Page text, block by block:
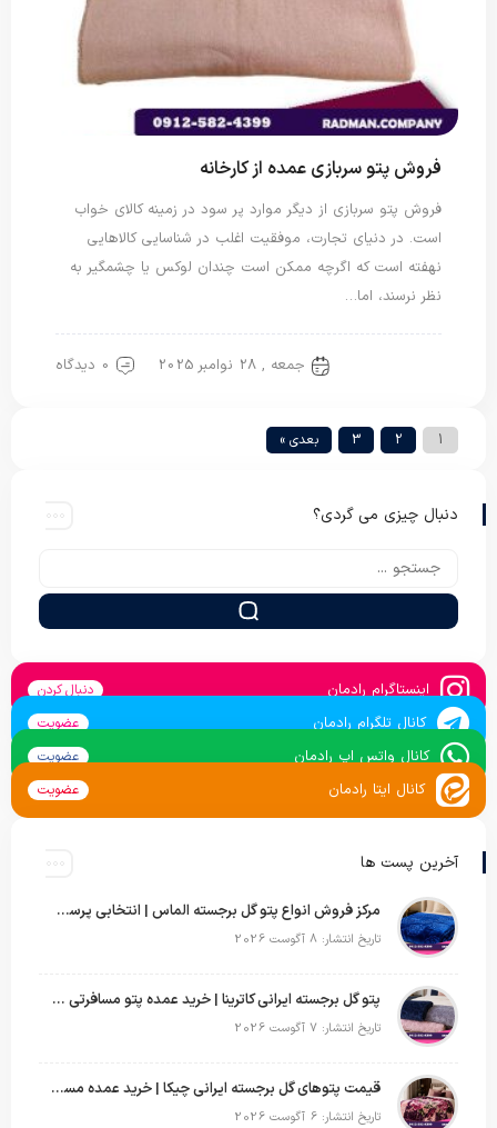
فروش پتو سربازی عمده از کارخانه
فروش پتو سربازی از دیگر موارد پر سود در زمینه کالای خواب
است. در دنیای تجارت، موفقیت اغلب در شناسایی کالاهایی
نهفته است که اگرچه ممکن است چندان لوکس یا چشمگیر به
نظر نرسند، اما…
جمعه , 28 نوامبر 2025 0 دیدگاه
1
2
3 بعدی »
دنبال چیزی می گردی؟
اینستاگرام رادمان دنبال کردن
کانال تلگرام رادمان عضویت
کانال واتس اپ رادمان عضویت
کانال ایتا رادمان عضویت
آخرین پست ها
مرکز فروش انواع پتو گل برجسته الماس | انتخابی پرسود برای عمده‌فروشان
تاریخ انتشار: 8 آگوست 2026
پتو گل برجسته ایرانی کاترینا | خرید عمده پتو مسافرتی با قیمت تولیدی
تاریخ انتشار: 7 آگوست 2026
قیمت پتوهای گل برجسته ایرانی چیکا | خرید عمده مستقیم با سود بالا
تاریخ انتشار: 6 آگوست 2026